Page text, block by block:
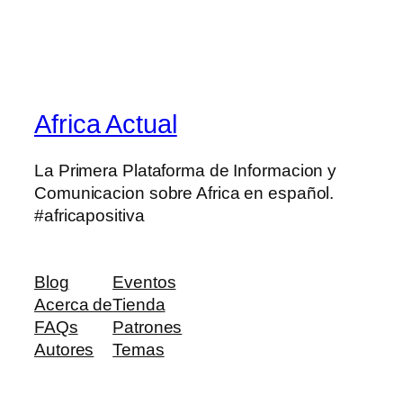
Africa Actual
La Primera Plataforma de Informacion y
Comunicacion sobre Africa en español.
#africapositiva
Blog
Acerca de
FAQs
Autores
Eventos
Tienda
Patrones
Temas